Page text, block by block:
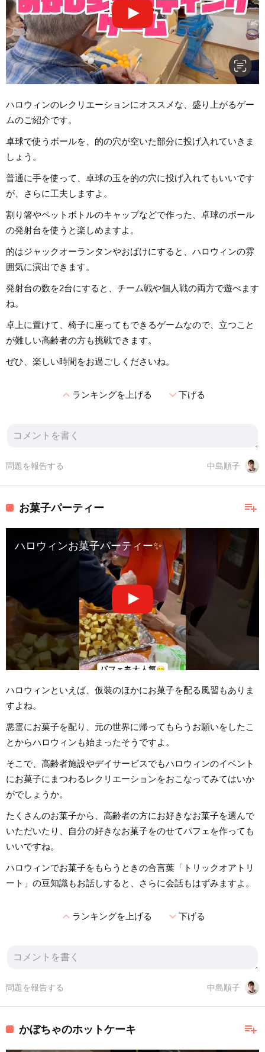
ハロウィンのレクリエーションにオススメな、盛り上がるゲー
ムのご紹介です。
卓球で使うボールを、的の穴が空いた部分に投げ入れていきま
しょう。
普通に手を使って、卓球の玉を的の穴に投げ入れてもいいです
が、さらに工夫しますよ。
割り箸やペットボトルのキャップなどで作った、卓球のボール
の発射台を使うと楽しめますよ。
的はジャックオーランタンやおばけにすると、ハロウィンの雰
囲気に演出できます。
発射台の数を2台にすると、チーム戦や個人戦の両方で遊べます
ね。
卓上に置けて、椅子に座ってもできるゲームなので、立つこと
が難しい高齢者の方も挑戦できます。
ぜひ、楽しい時間をお過ごしくださいね。
expand_lessランキングを上げる expand_more下げる
中島順子
問題を報告する
playlist_add
お菓子パーティー
ハロウィンお菓子パーティー✨
ハロウィンといえば、仮装のほかにお菓子を配る風習もありま
すよね。
悪霊にお菓子を配り、元の世界に帰ってもらうお願いをしたこ
とからハロウィンも始まったそうですよ。
そこで、高齢者施設やデイサービスでもハロウィンのイベント
にお菓子にまつわるレクリエーションをおこなってみてはいか
がでしょうか。
たくさんのお菓子から、高齢者の方にお好きなお菓子を選んで
いただいたり、自分の好きなお菓子をのせてパフェを作っても
いいですね。
ハロウィンでお菓子をもらうときの合言葉「トリックオアトリ
ート」の豆知識もお話しすると、さらに会話もはずみますよ。
expand_lessランキングを上げる expand_more下げる
中島順子
問題を報告する
playlist_add
かぼちゃのホットケーキ